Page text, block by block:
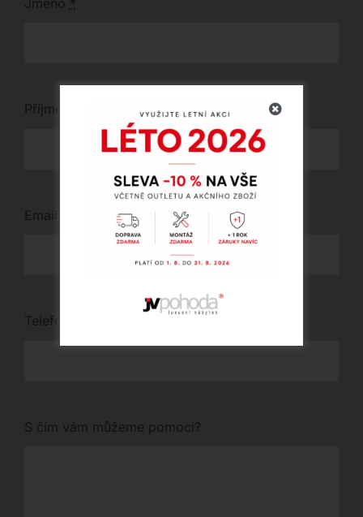
Jméno *
Příjmení
Email
Telefon
S čím vám můžeme pomoci?